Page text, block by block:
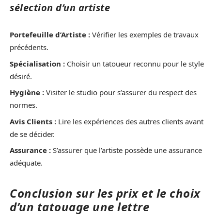
sélection d’un artiste
Portefeuille d’Artiste : Vérifier les exemples de travaux
précédents.
Spécialisation : Choisir un tatoueur reconnu pour le style
désiré.
Hygiène : Visiter le studio pour s’assurer du respect des
normes.
Avis Clients : Lire les expériences des autres clients avant
de se décider.
Assurance : S’assurer que l’artiste possède une assurance
adéquate.
Conclusion sur les prix et le choix
d’un tatouage une lettre